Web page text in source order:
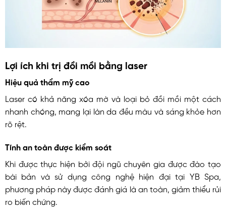
Lợi ích khi trị đồi mồi bằng laser
Hiệu quả thẩm mỹ cao
Laser có khả năng xóa mờ và loại bỏ đồi mồi một cách
nhanh chóng, mang lại làn da đều màu và sáng khỏe hơn
rõ rệt.
Tính an toàn được kiểm soát
Khi được thực hiện bởi đội ngũ chuyên gia được đào tạo
bài bản và sử dụng công nghệ hiện đại tại YB Spa,
phương pháp này được đánh giá là an toàn, giảm thiểu rủi
ro biến chứng.